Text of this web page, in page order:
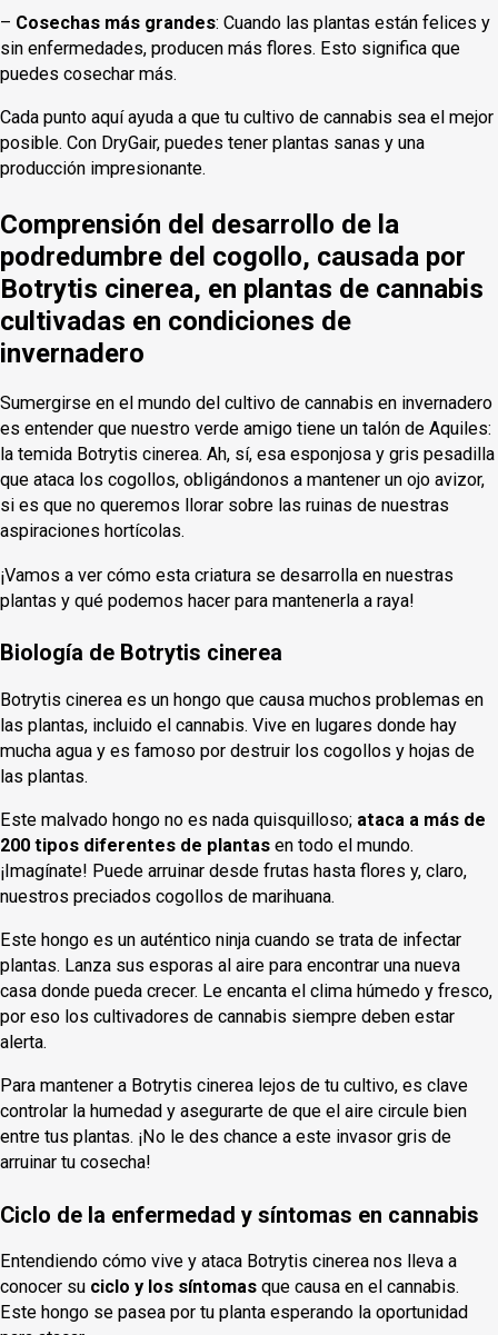
– Cosechas más grandes: Cuando las plantas están felices y
sin enfermedades, producen más flores. Esto significa que
puedes cosechar más.
Cada punto aquí ayuda a que tu cultivo de cannabis sea el mejor
posible. Con DryGair, puedes tener plantas sanas y una
producción impresionante.
Comprensión del desarrollo de la
podredumbre del cogollo, causada por
Botrytis cinerea, en plantas de cannabis
cultivadas en condiciones de
invernadero
Sumergirse en el mundo del cultivo de cannabis en invernadero
es entender que nuestro verde amigo tiene un talón de Aquiles:
la temida Botrytis cinerea. Ah, sí, esa esponjosa y gris pesadilla
que ataca los cogollos, obligándonos a mantener un ojo avizor,
si es que no queremos llorar sobre las ruinas de nuestras
aspiraciones hortícolas.
¡Vamos a ver cómo esta criatura se desarrolla en nuestras
plantas y qué podemos hacer para mantenerla a raya!
Biología de Botrytis cinerea
Botrytis cinerea es un hongo que causa muchos problemas en
las plantas, incluido el cannabis. Vive en lugares donde hay
mucha agua y es famoso por destruir los cogollos y hojas de
las plantas.
Este malvado hongo no es nada quisquilloso; ataca a más de
200 tipos diferentes de plantas en todo el mundo.
¡Imagínate! Puede arruinar desde frutas hasta flores y, claro,
nuestros preciados cogollos de marihuana.
Este hongo es un auténtico ninja cuando se trata de infectar
plantas. Lanza sus esporas al aire para encontrar una nueva
casa donde pueda crecer. Le encanta el clima húmedo y fresco,
por eso los cultivadores de cannabis siempre deben estar
alerta.
Para mantener a Botrytis cinerea lejos de tu cultivo, es clave
controlar la humedad y asegurarte de que el aire circule bien
entre tus plantas. ¡No le des chance a este invasor gris de
arruinar tu cosecha!
Ciclo de la enfermedad y síntomas en cannabis
Entendiendo cómo vive y ataca Botrytis cinerea nos lleva a
conocer su ciclo y los síntomas que causa en el cannabis.
Este hongo se pasea por tu planta esperando la oportunidad